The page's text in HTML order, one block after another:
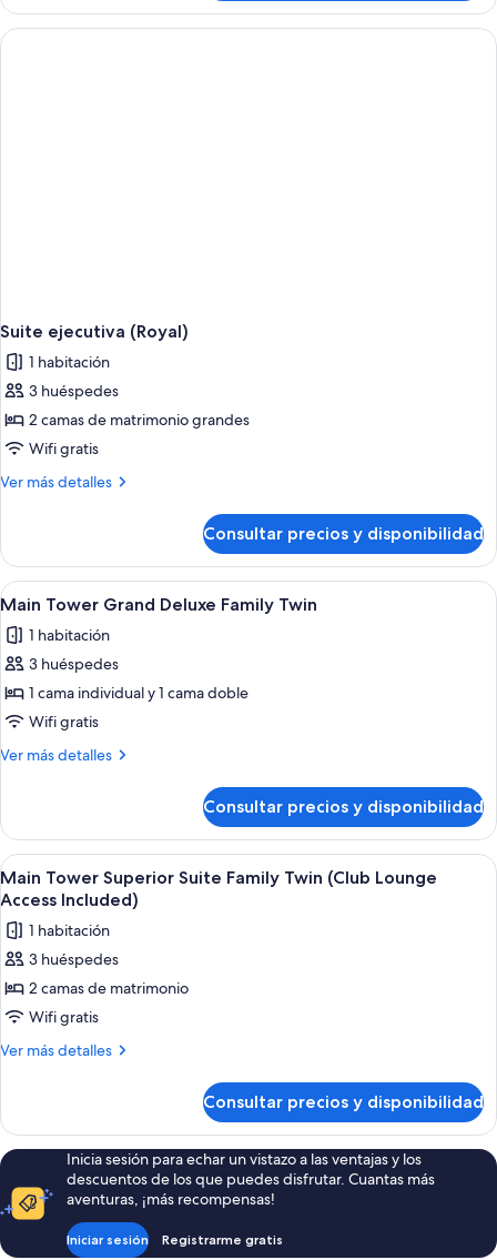
Access)
ejecutiva
(Presidential,
La
Suite ejecutiva (Royal)
1 habitación
3 huéspedes
2 camas de matrimonio grandes
Wifi gratis
Ver más detalles
Más
ejecutiva
(Royal)
Consultar precios y disponibilidad
Abrir
todas
las
fotos
de
Main
Tower
Family
Twin
Un baño moderno con ducha a
1
Main Tower Grand Deluxe Family Twin
1 habitación
3 huéspedes
1 cama individual y 1 cama doble
Wifi gratis
Ver más detalles
Más
Tower
Grand
Deluxe
Family
Consultar precios y disponibilidad
Abrir
todas
las
fotos
de
Main
Tower
Superior
Twin
(Club
Lounge
Access
Included)
Main Tower Superior Suite Family
3
Main Tower Superior Suite Family Twin (Club Lounge
Access Included)
1 habitación
3 huéspedes
2 camas de matrimonio
Wifi gratis
Ver más detalles
Más
Tower
Superior
Suite
Family
Twin
Lounge
Consultar precios y disponibilidad
Inicia sesión para echar un vistazo a las ventajas y los
descuentos de los que puedes disfrutar. Cuantas más
aventuras, ¡más recompensas!
Iniciar sesión Registrarme gratis